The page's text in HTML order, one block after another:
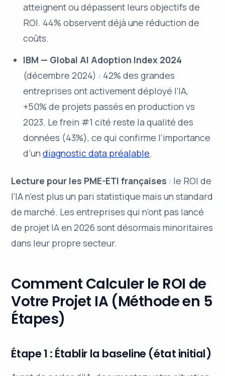
atteignent ou dépassent leurs objectifs de
ROI. 44% observent déjà une réduction de
coûts.
IBM — Global AI Adoption Index 2024
(décembre 2024) : 42% des grandes
entreprises ont activement déployé l’IA,
+50% de projets passés en production vs
2023. Le frein #1 cité reste la qualité des
données (43%), ce qui confirme l’importance
d’undiagnostic data préalable.
Lecture pour les PME-ETI françaises : le ROI de
l’IA n’est plus un pari statistique mais un standard
de marché. Les entreprises qui n’ont pas lancé
de projet IA en 2026 sont désormais minoritaires
dans leur propre secteur.
Comment Calculer le ROI de
Votre Projet IA (Méthode en 5
Étapes)
Étape 1 : Établir la baseline (état initial)